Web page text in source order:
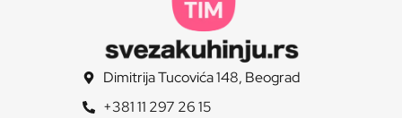
Dimitrija Tucovića 148, Beograd
+381 11 297 26 15